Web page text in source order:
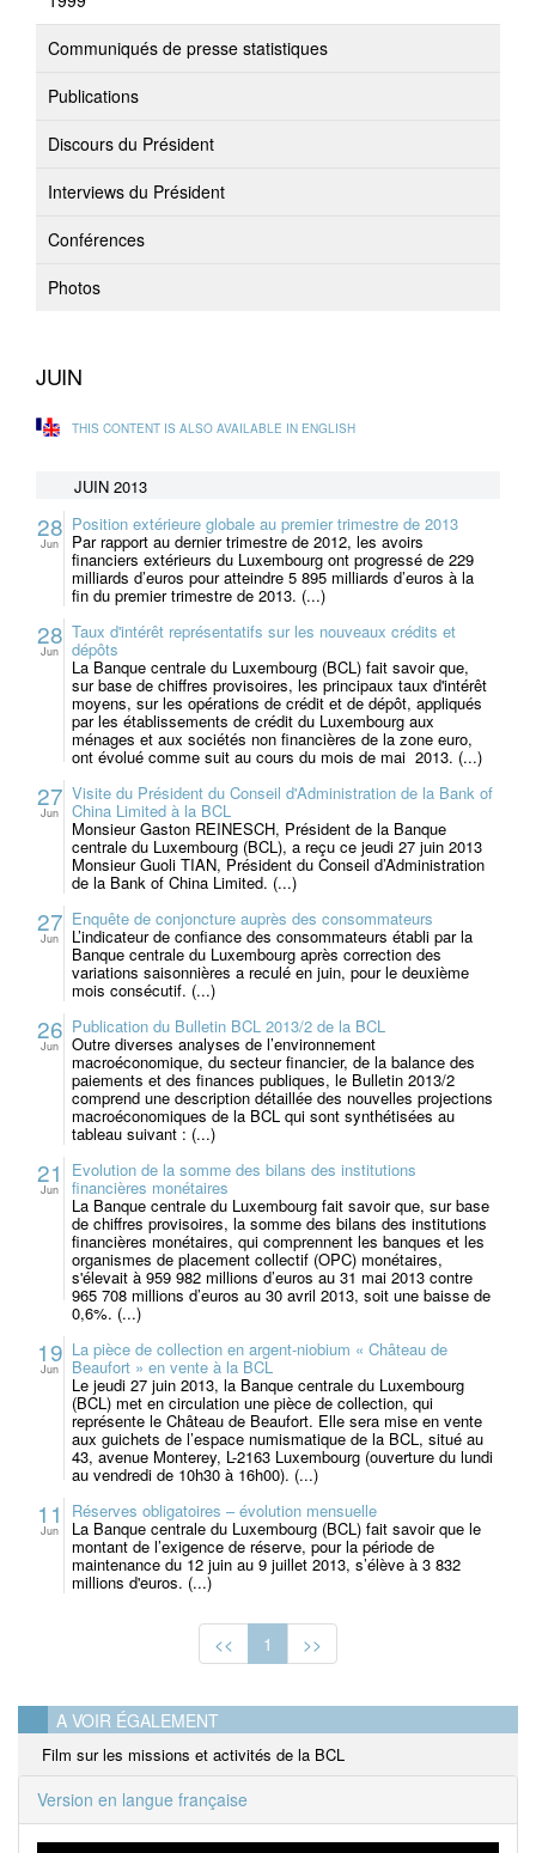
Communiqués de presse statistiques
Publications
Discours du Président
Interviews du Président
Conférences
Photos
JUIN
THIS CONTENT IS ALSO AVAILABLE IN ENGLISH
JUIN 2013
28
Jun
Position extérieure globale au premier trimestre de 2013
Par rapport au dernier trimestre de 2012, les avoirs
financiers extérieurs du Luxembourg ont progressé de 229
milliards d’euros pour atteindre 5 895 milliards d’euros à la
fin du premier trimestre de 2013. (...)
28
Jun
Taux d'intérêt représentatifs sur les nouveaux crédits et
dépôts
La Banque centrale du Luxembourg (BCL) fait savoir que,
sur base de chiffres provisoires, les principaux taux d'intérêt
moyens, sur les opérations de crédit et de dépôt, appliqués
par les établissements de crédit du Luxembourg aux
ménages et aux sociétés non financières de la zone euro,
ont évolué comme suit au cours du mois de mai 2013. (...)
27
Jun
Visite du Président du Conseil d'Administration de la Bank of
China Limited à la BCL
Monsieur Gaston REINESCH, Président de la Banque
centrale du Luxembourg (BCL), a reçu ce jeudi 27 juin 2013
Monsieur Guoli TIAN, Président du Conseil d’Administration
de la Bank of China Limited. (...)
27
Jun
Enquête de conjoncture auprès des consommateurs
L’indicateur de confiance des consommateurs établi par la
Banque centrale du Luxembourg après correction des
variations saisonnières a reculé en juin, pour le deuxième
mois consécutif. (...)
26
Jun
Publication du Bulletin BCL 2013/2 de la BCL
Outre diverses analyses de l’environnement
macroéconomique, du secteur financier, de la balance des
paiements et des finances publiques, le Bulletin 2013/2
comprend une description détaillée des nouvelles projections
macroéconomiques de la BCL qui sont synthétisées au
tableau suivant : (...)
21
Jun
Evolution de la somme des bilans des institutions
financières monétaires
La Banque centrale du Luxembourg fait savoir que, sur base
de chiffres provisoires, la somme des bilans des institutions
financières monétaires, qui comprennent les banques et les
organismes de placement collectif (OPC) monétaires,
s'élevait à 959 982 millions d’euros au 31 mai 2013 contre
965 708 millions d’euros au 30 avril 2013, soit une baisse de
0,6%. (...)
19
Jun
La pièce de collection en argent-niobium « Château de
Beaufort » en vente à la BCL
Le jeudi 27 juin 2013, la Banque centrale du Luxembourg
(BCL) met en circulation une pièce de collection, qui
représente le Château de Beaufort. Elle sera mise en vente
aux guichets de l’espace numismatique de la BCL, situé au
43, avenue Monterey, L-2163 Luxembourg (ouverture du lundi
au vendredi de 10h30 à 16h00). (...)
11
Jun
Réserves obligatoires – évolution mensuelle
La Banque centrale du Luxembourg (BCL) fait savoir que le
montant de l’exigence de réserve, pour la période de
maintenance du 12 juin au 9 juillet 2013, s’élève à 3 832
millions d'euros. (...)
<< 1 >>
A VOIR ÉGALEMENT
Film sur les missions et activités de la BCL
Version en langue française